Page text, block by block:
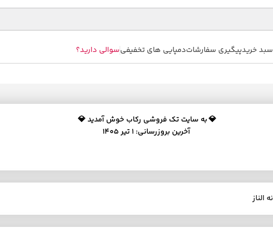
سبد خریدپیگیری سفارشاتدمپایی های تخفیفیسوالی دارید؟
💎به سایت تک فروشی رکاب خوش آمدید 💎
آخرین بروزرسانی: 1 تیر 1405
الناز